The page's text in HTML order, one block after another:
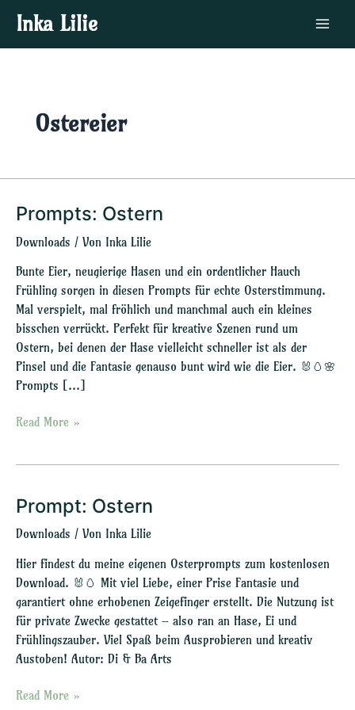
Inhalt
springen
Inka Lilie
Main
Menu
Ostereier
Prompts: Ostern
Downloads / Von Inka Lilie
Bunte Eier, neugierige Hasen und ein ordentlicher Hauch
Frühling sorgen in diesen Prompts für echte Osterstimmung.
Mal verspielt, mal fröhlich und manchmal auch ein kleines
bisschen verrückt. Perfekt für kreative Szenen rund um
Ostern, bei denen der Hase vielleicht schneller ist als der
Pinsel und die Fantasie genauso bunt wird wie die Eier. 🐰🥚🌸
Prompts […]
Prompts:
Read More »
Prompt: Ostern
Downloads / Von Inka Lilie
Hier findest du meine eigenen Osterprompts zum kostenlosen
Download. 🐰🥚 Mit viel Liebe, einer Prise Fantasie und
garantiert ohne erhobenen Zeigefinger erstellt. Die Nutzung ist
für private Zwecke gestattet – also ran an Hase, Ei und
Frühlingszauber. Viel Spaß beim Ausprobieren und kreativ
Austoben! Autor: Di & Ba Arts
Prompt:
Read More »